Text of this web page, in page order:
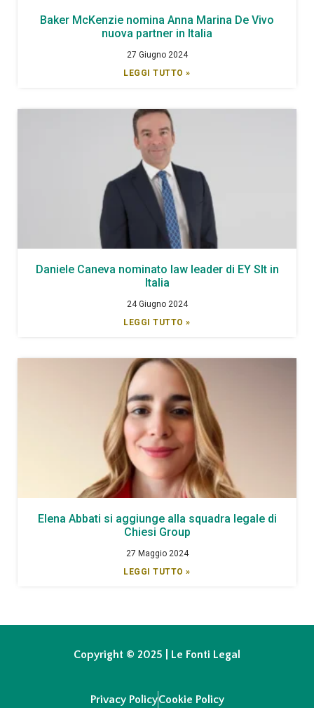
Baker McKenzie nomina Anna Marina De Vivo
nuova partner in Italia
27 Giugno 2024
LEGGI TUTTO »
Daniele Caneva nominato law leader di EY Slt in
Italia
24 Giugno 2024
LEGGI TUTTO »
Elena Abbati si aggiunge alla squadra legale di
Chiesi Group
27 Maggio 2024
LEGGI TUTTO »
Copyright © 2025 | Le Fonti Legal
Privacy PolicyCookie Policy